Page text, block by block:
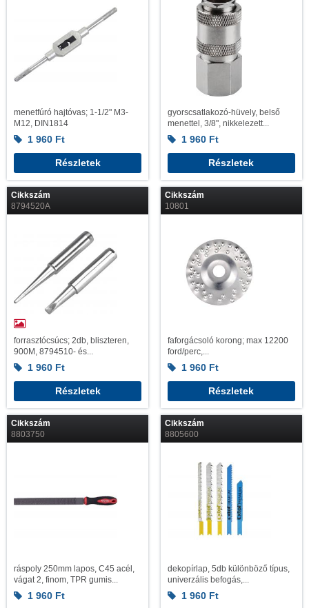
menetfúró hajtóvas; 1-1/2" M3-
M12, DIN1814
1 960 Ft
Részletek
gyorscsatlakozó-hüvely, belső
menettel, 3/8", nikkelezett...
1 960 Ft
Részletek
Cikkszám
8794520A
forrasztócsúcs; 2db, bliszteren,
900M, 8794510- és...
1 960 Ft
Részletek
Cikkszám
10801
faforgácsoló korong; max 12200
ford/perc,...
1 960 Ft
Részletek
Cikkszám
8803750
ráspoly 250mm lapos, C45 acél,
vágat 2, finom, TPR gumis...
1 960 Ft
Cikkszám
8805600
dekopírlap, 5db különböző típus,
univerzális befogás,...
1 960 Ft